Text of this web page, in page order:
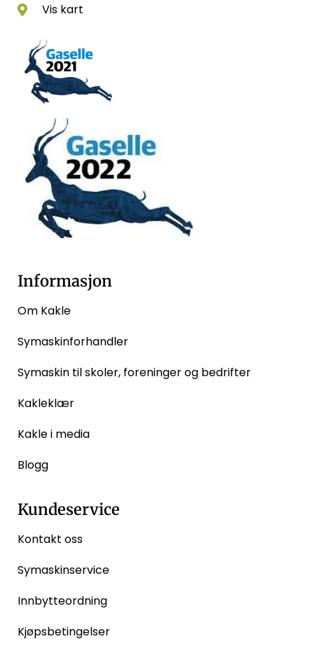
Vis kart
Informasjon
Om Kakle
Symaskinforhandler
Symaskin til skoler, foreninger og bedrifter
Kakleklær
Kakle i media
Blogg
Kundeservice
Kontakt oss
Symaskinservice
Innbytteordning
Kjøpsbetingelser